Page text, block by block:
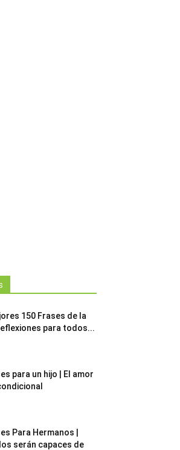
150 Frases de la
para todos...
para un hijo | El amor
Para Hermanos |
serán capaces de